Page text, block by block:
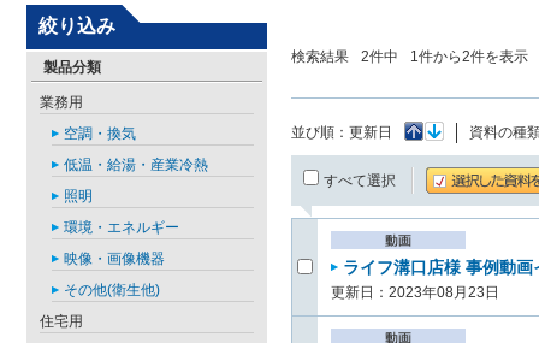
検索結果 2件中 1件から2件を表示
並び順： 更新日 資料の種
すべて選択
ライフ溝口店様 事例動
更新日：2023年08月23日
絞り込み
製品分類
業務用
空調・換気
低温・給湯・産業冷熱
照明
環境・エネルギー
映像・画像機器
その他(衛生他)
住宅用